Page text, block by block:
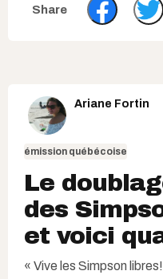
Ariane Fortin
émission québécoise
Le
des
et voici
« Vive les Simpson